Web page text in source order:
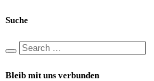
Suche
Bleib mit uns verbunden